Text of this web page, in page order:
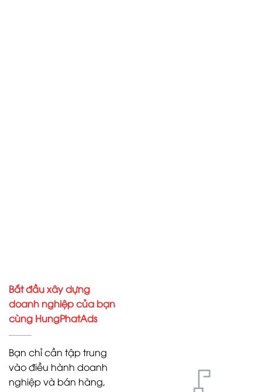
Bắt đầu xây dựng
doanh nghiệp của bạn
cùng HungPhatAds
Bạn chỉ cần tập trung
vào điều hành doanh
nghiệp và bán hàng,